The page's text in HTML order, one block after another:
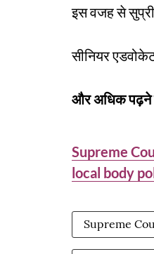
इस वजह से
सीनियर
और अधिक पढ़ने
Supreme
local body
Supreme